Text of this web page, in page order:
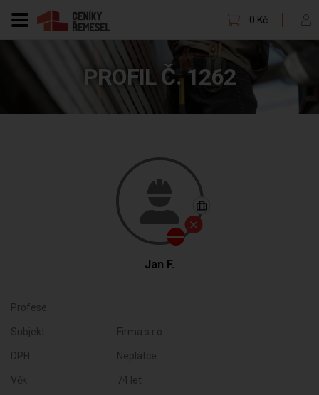
0 Kč
PROFIL Č. 1262
Jan F.
Profese:
Subjekt: Firma s.r.o.
DPH: Neplátce
Věk: 74 let